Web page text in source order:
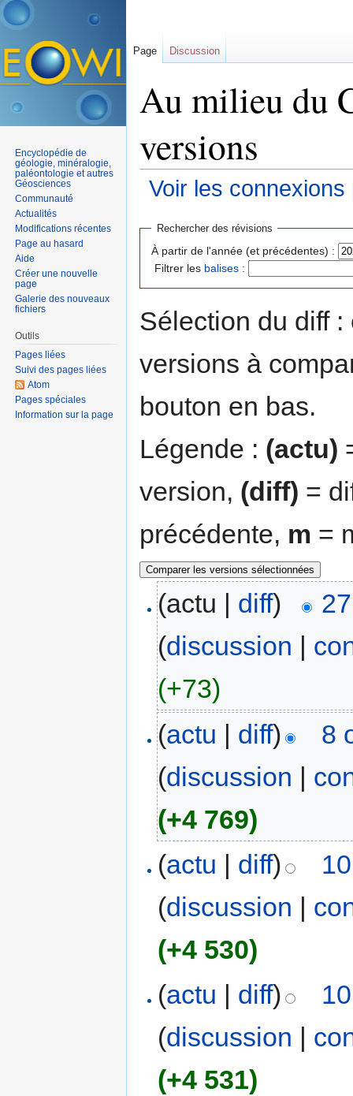
Au milieu du
versions
Voir les
Rechercher des révisions
À partir de l'année (et précédentes) :
Filtrer les balises :
Sélection du diff
versions à
bouton en bas.
Légende : (actu)
version, (diff) =
précédente, m =
(actu | diff)
(discussion |
(+73)
(actu | diff)
8
(discussion |
(+4 769)
(actu | diff)
(discussion |
(+4 530)
(actu | diff)
(discussion |
(+4 531)
Page Discussion
Encyclopédie de
géologie, minéralogie,
paléontologie et autres
Géosciences
Communauté
Actualités
Modifications récentes
Page au hasard
Aide
Créer une nouvelle
page
Galerie des nouveaux
fichiers
Outils
Pages liées
Suivi des pages liées
Atom
Pages spéciales
Information sur la page